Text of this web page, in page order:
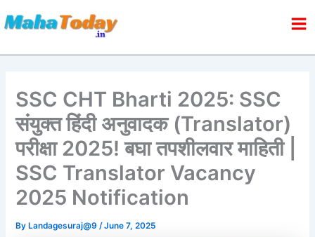
to
SSC CHT Bharti 2025: SSC
संयुक्त हिंदी अनुवादक (Translator)
परीक्षा 2025! बघा तपशीलवार माहिती |
SSC Translator Vacancy
2025 Notification
ByLandagesuraj@9 /June 7, 2025